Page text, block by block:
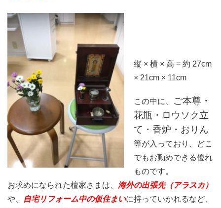
縦 × 横 × 高 = 約 27cm
× 21cm × 11cm
この中に、
ご本尊・
花瓶・ロウソク立
て・香炉・おりん
等が入っており、どこ
でもお勤めできる優れ
ものです。
お求めになられた檀家さまは、 海外の出張先（アラスカ）
や、
自宅リフォーム中の仮住まいに持っていかれるなど、